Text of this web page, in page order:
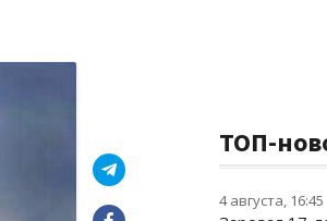
ТОП-
4 августа, 16:45